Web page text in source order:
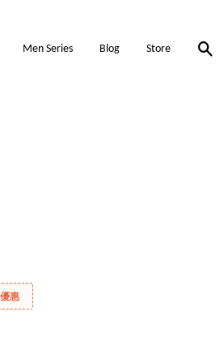
Men Series Blog Store
惠